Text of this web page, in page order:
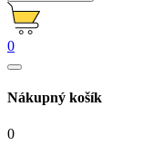
0
Nákupný košík
0